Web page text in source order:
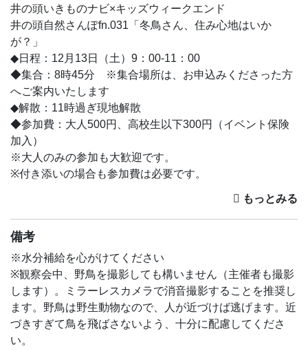
井の頭いきものナビ×キッズウィークエンド
井の頭自然さんぽfn.031「冬鳥さん、住み心地はいか
が？」
◆日程：12月13日（土）9：00-11：00
◆集合：8時45分 ※集合場所は、お申込みくださった方
へご案内いたします
◆解散：11時過ぎ現地解散
◆参加費：大人500円、高校生以下300円（イベント保険
加入）
※大人のみの参加も大歓迎です。
※付き添いの場合も参加費は必要です。
※髙野著書『身近な野鳥の観察図鑑 増補改訂版』サイン本
をご希望の方はチケットを購入のうえ、備考欄にお宛名を
入力してください。当日持参いたします。
◆定員：40人
◆開催場所：井の頭恩賜公園（東京都武蔵野市・三鷹市）
◆協賛：興和オプトロニクス株式会社
◆案内者
赤羽俊紀（NACS-J自然観察指導員）
秋葉俊二（NACS-J自然観察指導員）
大出水幹男（NACS-J自然観察指導員）
備考
※水分補給を心がけてください
※観察会中、野鳥を撮影しても構いません（主催者も撮影
します）。ミラーレスカメラで消音撮影することを推奨し
ます。野鳥は野生動物なので、人が近づけば逃げます。近
づきすぎて鳥を飛ばさないよう、十分に配慮してくださ
い。